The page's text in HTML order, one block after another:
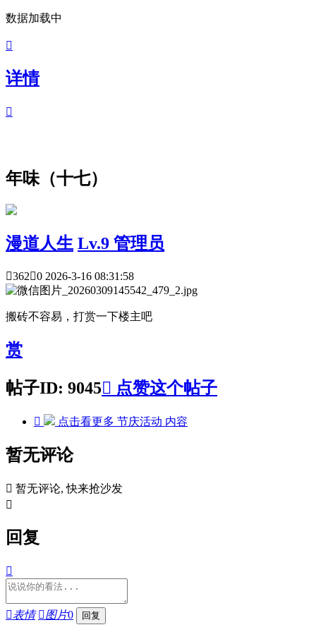
数据加载中

详情

年味（十七）
漫道人生 Lv.9 管理员
3620 2026-3-16 08:31:58
搬砖不容易，打赏一下楼主吧
赏
帖子ID: 9045 点赞这个帖子
 点击看更多 节庆活动 内容
暂无评论
 暂无评论, 快来抢沙发

回复

表情 图片0